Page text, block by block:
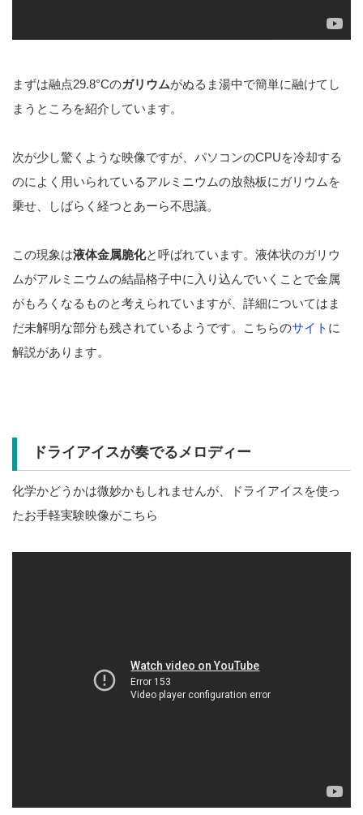
まずは融点29.8°Cのガリウムがぬるま湯中で簡単に融けてし
まうところを紹介しています。
次が少し驚くような映像ですが、パソコンのCPUを冷却する
のによく用いられているアルミニウムの放熱板にガリウムを
乗せ、しばらく経つとあーら不思議。
この現象は液体金属脆化と呼ばれています。液体状のガリウ
ムがアルミニウムの結晶格子中に入り込んでいくことで金属
がもろくなるものと考えられていますが、詳細についてはま
だ未解明な部分も残されているようです。こちらのサイト に
解説があります。
ドライアイスが奏でるメロディー
化学かどうかは微妙かもしれませんが、ドライアイスを使っ
たお手軽実験映像がこちら